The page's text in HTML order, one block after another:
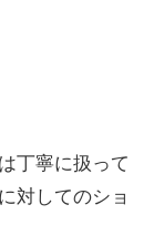
丁寧に扱って
対してのショ